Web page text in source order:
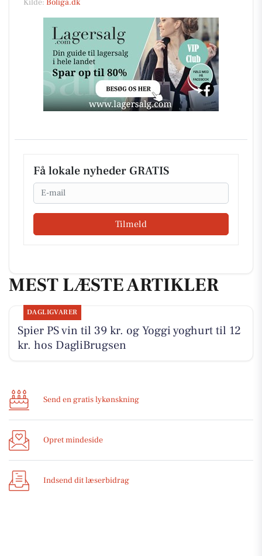
Kilde: Boliga.dk
Få lokale nyheder GRATIS
Email
Tilmeld
MEST LÆSTE ARTIKLER
DAGLIGVARER
Spier PS vin til 39 kr. og Yoggi yoghurt til 12
kr. hos DagliBrugsen
Send en gratis lykønskning
Opret mindeside
Indsend dit læserbidrag